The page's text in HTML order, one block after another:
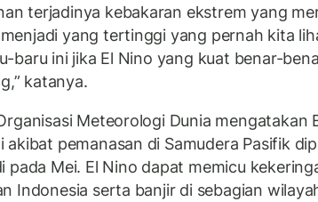
terjadinya kebakaran ekstrem yang
yang tertinggi yang pernah kita
baru ini jika El Nino yang kuat benar-
katanya.
Meteorologi Dunia mengatakan
akibat pemanasan di Samudera Pasifik
pada Mei. El Nino dapat memicu
Indonesia serta banjir di sebagian